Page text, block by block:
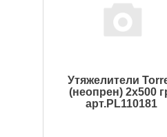
Утяжелители
(неопрен) 2х500
арт.PL110181